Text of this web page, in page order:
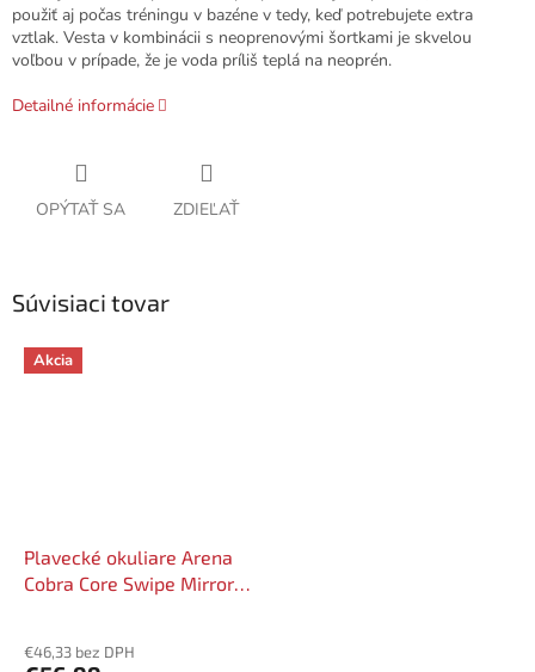
použiť aj počas tréningu v bazéne v tedy, keď potrebujete extra
vztlak. Vesta v kombinácii s neoprenovými šortkami je skvelou
voľbou v prípade, že je voda príliš teplá na neoprén.
Detailné informácie
OPÝTAŤ SA ZDIEĽAŤ
Súvisiaci tovar
Akcia
Plavecké okuliare Arena
Cobra Core Swipe Mirror
€46,33 bez DPH